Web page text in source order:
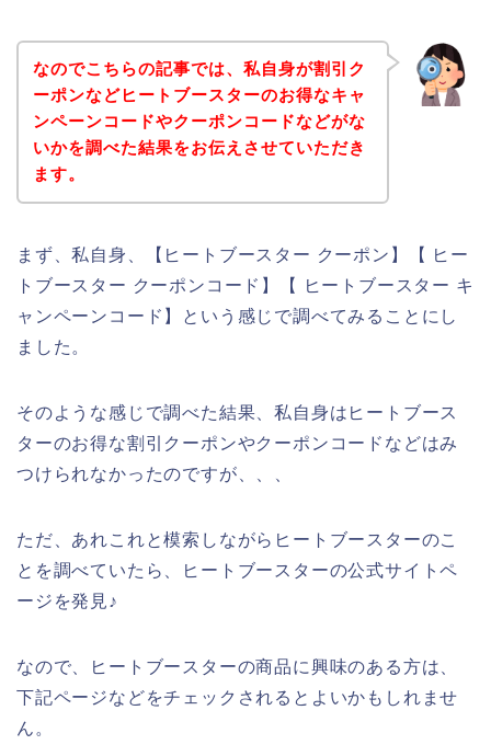
なのでこちらの記事では、私自身が割引ク
ーポンなどヒートブースターのお得なキャ
ンペーンコードやクーポンコードなどがな
いかを調べた結果をお伝えさせていただき
ます。
まず、私自身、【ヒートブースター クーポン】【 ヒー
トブースター クーポンコード】【 ヒートブースター キ
ャンペーンコード】という感じで調べてみることにし
ました。
そのような感じで調べた結果、私自身はヒートブース
ターのお得な割引クーポンやクーポンコードなどはみ
つけられなかったのですが、、、
ただ、あれこれと模索しながらヒートブースターのこ
とを調べていたら、ヒートブースターの公式サイトペ
ージを発見♪
なので、ヒートブースターの商品に興味のある方は、
下記ページなどをチェックされるとよいかもしれませ
ん。